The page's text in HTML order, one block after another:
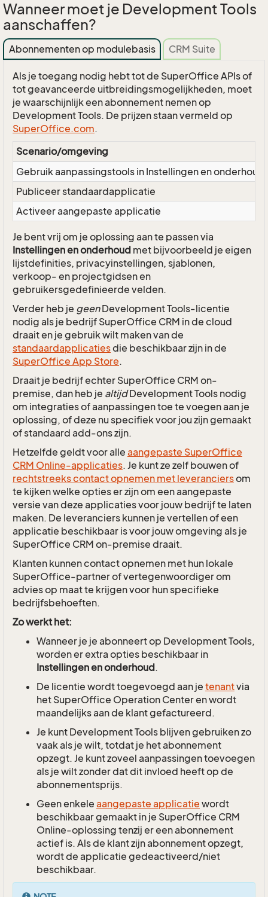
Wanneer moet je Development Tools
aanschaffen?
Abonnementen op modulebasis CRM Suite
Als je toegang nodig hebt tot de SuperOffice APIs of
tot geavanceerde uitbreidingsmogelijkheden, moet
je waarschijnlijk een abonnement nemen op
Development Tools. De prijzen staan vermeld op
SuperOffice.com.
Scenario/omgeving
Gebruik aanpassingstools in Instellingen en onderhoud
Publiceer standaardapplicatie
Activeer aangepaste applicatie
Je bent vrij om je oplossing aan te passen via
Instellingen en onderhoud met bijvoorbeeld je eigen
lijstdefinities, privacyinstellingen, sjablonen,
verkoop- en projectgidsen en
gebruikersgedefinieerde velden.
Verder heb je geenDevelopment Tools-licentie
nodig als je bedrijf SuperOffice CRM in de cloud
draait en je gebruik wilt maken van de
standaardapplicatiesdie beschikbaar zijn in de
SuperOffice App Store.
Draait je bedrijf echter SuperOffice CRM on-
premise, dan heb je altijdDevelopment Tools nodig
om integraties of aanpassingen toe te voegen aan je
oplossing, of deze nu specifiek voor jou zijn gemaakt
of standaard add-ons zijn.
Hetzelfde geldt voor alle aangepaste SuperOffice
CRM Online-applicaties. Je kunt ze zelf bouwen of
rechtstreeks contact opnemen met leveranciersom
te kijken welke opties er zijn om een aangepaste
versie van deze applicaties voor jouw bedrijf te laten
maken. De leveranciers kunnen je vertellen of een
applicatie beschikbaar is voor jouw omgeving als je
SuperOffice CRM on-premise draait.
Klanten kunnen contact opnemen met hun lokale
SuperOffice-partner of vertegenwoordiger om
advies op maat te krijgen voor hun specifieke
bedrijfsbehoeften.
Zo werkt het:
Wanneer je je abonneert op Development Tools,
worden er extra opties beschikbaar in
Instellingen en onderhoud.
De licentie wordt toegevoegd aan je tenantvia
het SuperOffice Operation Center en wordt
maandelijks aan de klant gefactureerd.
Je kunt Development Tools blijven gebruiken zo
vaak als je wilt, totdat je het abonnement
opzegt. Je kunt zoveel aanpassingen toevoegen
als je wilt zonder dat dit invloed heeft op de
abonnementsprijs.
Geen enkele aangepaste applicatie wordt
beschikbaar gemaakt in je SuperOffice CRM
Online-oplossing tenzij er een abonnement
actief is. Als de klant zijn abonnement opzegt,
wordt de applicatie gedeactiveerd/niet
beschikbaar.